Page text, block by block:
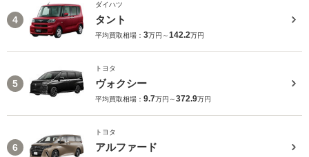
4
ダイハツ
タント
平均買取相場： 3万円～142.2万円
5
トヨタ
ヴォクシー
平均買取相場： 9.7万円～372.9万円
6
トヨタ
アルファード